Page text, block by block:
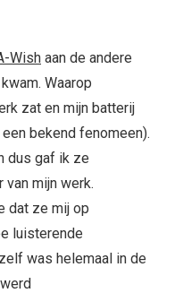
Wish aan de andere
Waarop
zat en mijn batterij
bekend fenomeen).
dus gaf ik ze
mijn werk.
dat ze mij op
luisterende
was helemaal in de